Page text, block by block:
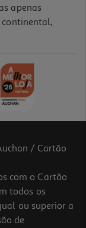
apenas
/ Cartão
com o Cartão
todos os
ou superior a
de